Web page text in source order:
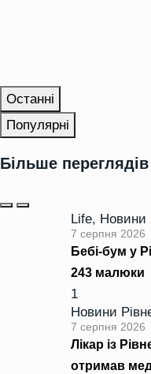
Останні
Популярні
Більше переглядів
Life, Новини
7 серпня 2026
Бебі-бум у
243 малюки
1
Новини
7 серпня 2026
Лікар із
отримав